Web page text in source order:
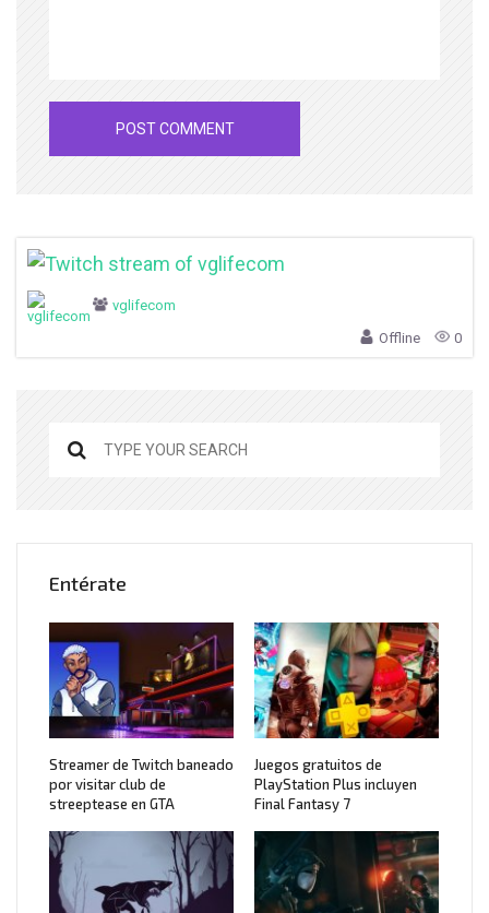
vglifecom
Offline 0
Entérate
Streamer de Twitch baneado
por visitar club de
streeptease en GTA
Juegos gratuitos de
PlayStation Plus incluyen
Final Fantasy 7